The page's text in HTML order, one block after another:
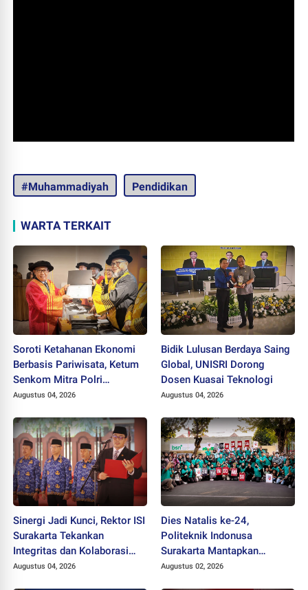
#Muhammadiyah Pendidikan
WARTA TERKAIT
Soroti Ketahanan Ekonomi
Berbasis Pariwisata, Ketum
Senkom Mitra Polri
Dikukuhkan sebagai
Augustus 04, 2026
Bidik Lulusan Berdaya Saing
Global, UNISRI Dorong
Dosen Kuasai Teknologi
Augustus 04, 2026
Sinergi Jadi Kunci, Rektor ISI
Surakarta Tekankan
Integritas dan Kolaborasi
pada Pejabat Baru
Augustus 04, 2026
Dies Natalis ke-24,
Politeknik Indonusa
Surakarta Mantapkan
Langkah Bertransformasi
Augustus 02, 2026